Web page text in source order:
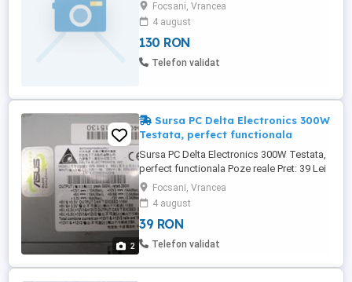
Focsani, Vrancea
4 august
130 RON
Telefon validat
2
Sursa PC Delta Electronics 300W
Testata, perfect functionala
Sursa PC Delta Electronics 300W Testata,
perfect functionala Poze reale Pret: 39 Lei
Focsani, Vrancea
4 august
39 RON
Telefon validat